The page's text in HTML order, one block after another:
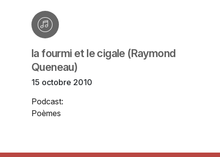
la fourmi et le cigale (Raymond
Queneau)
15 octobre 2010
Podcast:
Poèmes